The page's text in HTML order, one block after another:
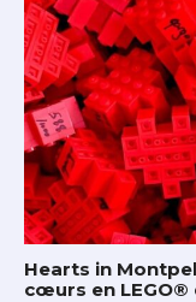
Hearts in
cœurs en LEGO®